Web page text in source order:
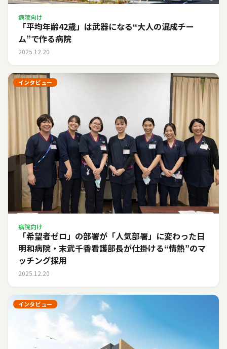
病院向け
「平均年齢42歳」は武器になる――“大人の混成チー
ム”で作る病院
2025.12.20
インタビュー
病院向け
「希望者ゼロ」の部署が「人気部署」に変わった日――
明和病院・末武千香看護部長が仕掛ける“情熱”のマ
ッチング採用
2025.12.20
インタビュー